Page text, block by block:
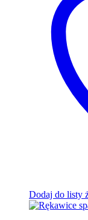
Dodaj do listy